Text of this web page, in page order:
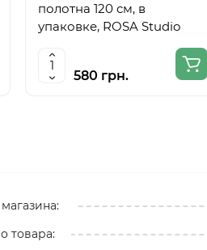
полотна 120 см, в
упаковке, ROSA Studio
580 грн.
товара: